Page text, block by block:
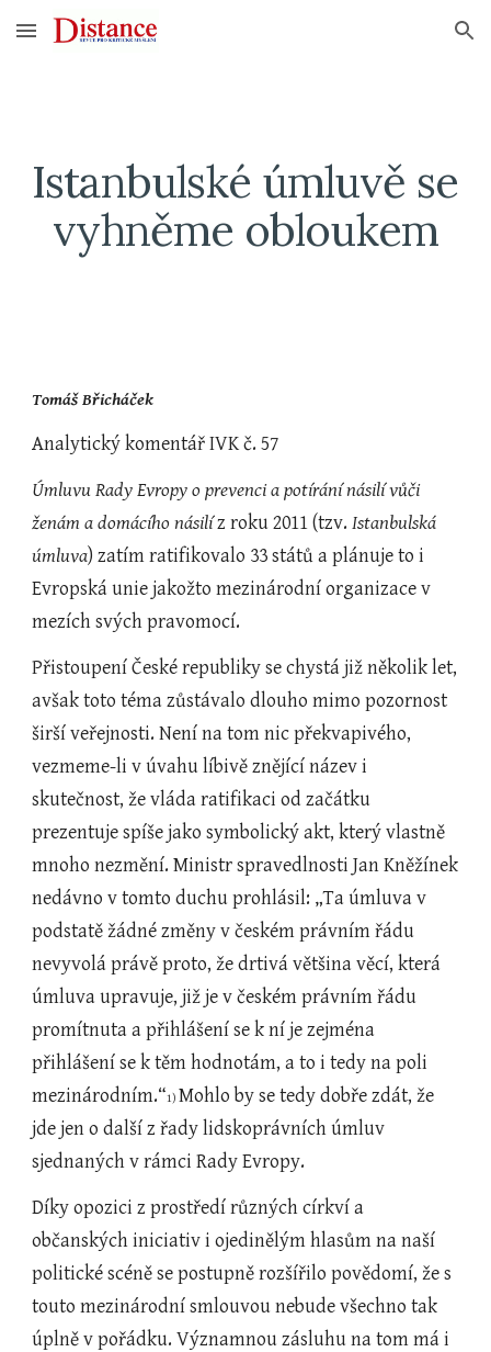
Skip to main content Skip to navigation
Istanbulské úmluvě se
vyhněme obloukem
Tomáš Břicháček
Analytický komentář IVK č. 57
Úmluvu Rady Evropy o prevenci a potírání násilí vůči
ženám a domácího násilí z roku 2011 (tzv. Istanbulská
úmluva) zatím ratifikovalo 33 států a plánuje to i
Evropská unie jakožto mezinárodní organizace v
mezích svých pravomocí.
Přistoupení České republiky se chystá již několik let,
avšak toto téma zůstávalo dlouho mimo pozornost
širší veřejnosti. Není na tom nic překvapivého,
vezmeme-li v úvahu líbivě znějící název i
skutečnost, že vláda ratifikaci od začátku
prezentuje spíše jako symbolický akt, který vlastně
mnoho nezmění. Ministr spravedlnosti Jan Kněžínek
nedávno v tomto duchu prohlásil: „Ta úmluva v
podstatě žádné změny v českém právním řádu
nevyvolá právě proto, že drtivá většina věcí, která
úmluva upravuje, již je v českém právním řádu
promítnuta a přihlášení se k ní je zejména
přihlášení se k těm hodnotám, a to i tedy na poli
mezinárodním.“1) Mohlo by se tedy dobře zdát, že
jde jen o další z řady lidskoprávních úmluv
sjednaných v rámci Rady Evropy.
Díky opozici z prostředí různých církví a
občanských iniciativ i ojedinělým hlasům na naší
politické scéně se postupně rozšířilo povědomí, že s
touto mezinárodní smlouvou nebude všechno tak
úplně v pořádku. Významnou zásluhu na tom má i